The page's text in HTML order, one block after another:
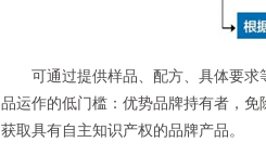
可通过提供样品、配方、具体要
品运作的低门槛：优势品牌持有者，
获取具有自主知识产权的品牌产品。